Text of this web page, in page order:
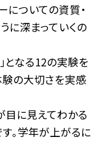
についての資質・
に深まっていくの
となる12の実験を
の大切さを実感
目に見えてわかる
。学年が上がるに